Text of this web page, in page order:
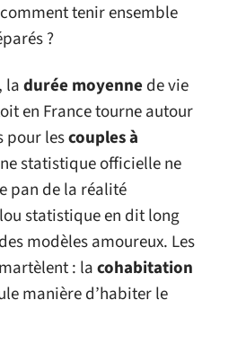
tenir ensemble
?
ladurée moyenne de vie
en France tourne autour
pour lescouples à
statistique officielle ne
pan de la réalité
statistique en dit long
modèles amoureux. Les
: lacohabitation
manière d’habiter le